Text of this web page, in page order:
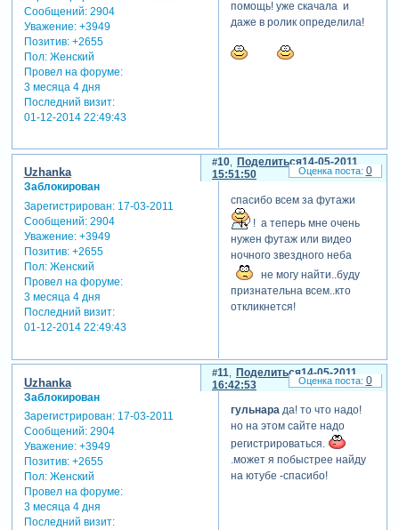
Сообщений:2904
Уважение: +3949
Позитив: +2655
Пол:Женский
Провел на форуме:
3 месяца 4 дня
Последний визит:
01-12-2014 22:49:43
помощь! уже скачала и
даже в ролик определила!
Поделиться
10
14-05-2011
15:51:50
Uzhanka
Заблокирован
Зарегистрирован: 17-03-2011
Сообщений:2904
Уважение: +3949
Позитив: +2655
Пол:Женский
Провел на форуме:
3 месяца 4 дня
Последний визит:
01-12-2014 22:49:43
спасибо всем за футажи
! а теперь мне очень
нужен футаж или видео
ночного звездного неба
не могу найти..буду
признательна всем..кто
откликнется!
0
Поделиться
11
14-05-2011
16:42:53
Uzhanka
Заблокирован
Зарегистрирован: 17-03-2011
Сообщений:2904
Уважение: +3949
Позитив: +2655
Пол:Женский
Провел на форуме:
3 месяца 4 дня
Последний визит:
гульнарада! то что надо!
но на этом сайте надо
регистрироваться.
.может я побыстрее найду
на ютубе -спасибо!
0